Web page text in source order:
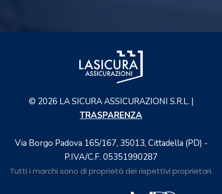
© 2026 LA SICURA ASSICURAZIONI S.R.L. |
TRASPARENZA
Via Borgo Padova 165/167, 35013, Cittadella (PD) -
P.IVA/C.F. 05351990287
Tutti i marchi sono di proprietà dei rispettivi proprietari.